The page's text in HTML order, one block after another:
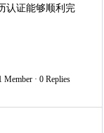
认证能够顺利完
Member · 0 Replies